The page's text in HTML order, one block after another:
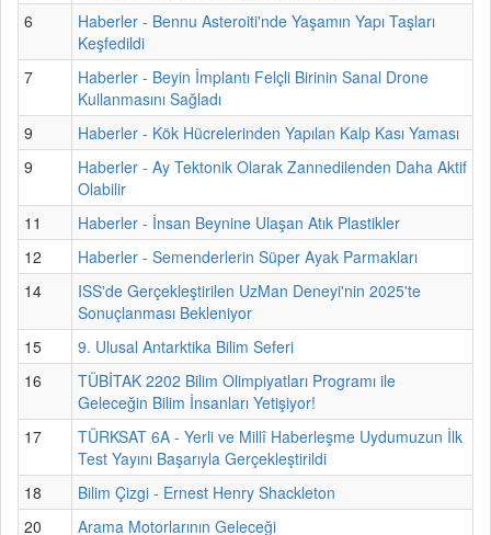
6
Haberler - Bennu Asteroiti'nde Yaşamın Yapı Taşları
Keşfedildi
7
Haberler - Beyin İmplantı Felçli Birinin Sanal Drone
Kullanmasını Sağladı
9
Haberler - Kök Hücrelerinden Yapılan Kalp Kası Yaması
9
Haberler - Ay Tektonik Olarak Zannedilenden Daha Aktif
Olabilir
11
Haberler - İnsan Beynine Ulaşan Atık Plastikler
12
Haberler - Semenderlerin Süper Ayak Parmakları
14
ISS'de Gerçekleştirilen UzMan Deneyi'nin 2025'te
Sonuçlanması Bekleniyor
15
9. Ulusal Antarktika Bilim Seferi
16
TÜBİTAK 2202 Bilim Olimpiyatları Programı ile
Geleceğin Bilim İnsanları Yetişiyor!
17
TÜRKSAT 6A - Yerli ve Millî Haberleşme Uydumuzun İlk
Test Yayını Başarıyla Gerçekleştirildi
18
Bilim Çizgi - Ernest Henry Shackleton
20
Arama Motorlarının Geleceği